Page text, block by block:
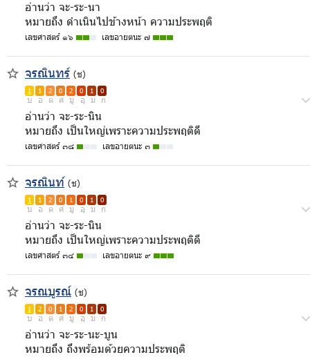
อ่านว่า จะ-ระ-นา
หมายถึง ดำเนินไปข้างหน้า ความประพฤติ
เลขศาสตร์ ๑๖ เลขอายตนะ ๗
จรณินทร์ (ช)
1 1 2 0 2 0 1 0
บ อ ด ศ มู อุ ม ก
อ่านว่า จะ-ระ-นิน
หมายถึง เป็นใหญ่เพราะความประพฤติดี
เลขศาสตร์ ๓๘ เลขอายตนะ ๓
จรณินท์ (ช)
1 1 2 0 1 0 1 0
บ อ ด ศ มู อุ ม ก
อ่านว่า จะ-ระ-นิน
หมายถึง เป็นใหญ่เพราะความประพฤติดี
เลขศาสตร์ ๓๔ เลขอายตนะ ๙
จรณบูรณ์ (ช)
1 2 0 1 2 0 1 0
บ อ ด ศ มู อุ ม ก
อ่านว่า จะ-ระ-นะ-บูน
หมายถึง ถึงพร้อมด้วยความประพฤติ